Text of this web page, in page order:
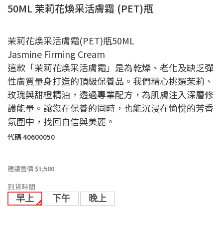
50ML 茉莉花煥采活膚霜 (PET)瓶
茉莉花煥采活膚霜(PET)瓶50ML
Jasmine Firming Cream
這款「茉莉花煥采活膚霜」是為乾燥、老化及缺乏彈
性膚質量身打造的頂級保養品。我們精心挑選茉莉、
玫瑰與甜橙精油，透過專業配方，為肌膚注入深層修
護能量。讓您在保養的同時，也能沉浸在愉悅的芳香
氛圍中，找回自信與美麗。
代碼40600050
建議售價$1,580
到貨時間
早上
下午 晚上